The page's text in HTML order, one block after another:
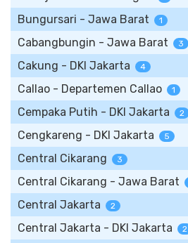
Bungursari - Jawa Barat 1
Cabangbungin - Jawa Barat 3
Cakung - DKI Jakarta 4
Callao - Departemen Callao 1
Cempaka Putih - DKI Jakarta 2
Cengkareng - DKI Jakarta 5
Central Cikarang 3
Central Cikarang - Jawa Barat
Central Jakarta 2
Central Jakarta - DKI Jakarta 2